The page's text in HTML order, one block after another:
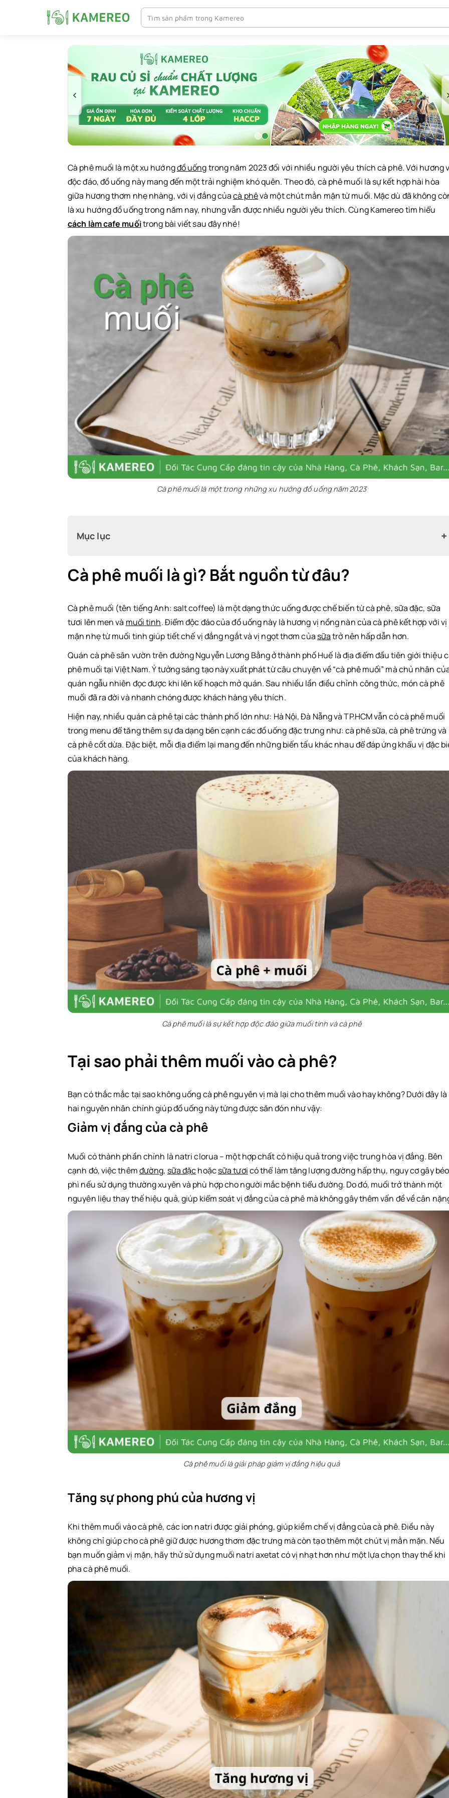
Cà phê muối là một xu hướngđồ uốngtrong năm 2023 đối với nhiều người yêu thích cà phê. Với hương
độc đáo, đồ uống này mang đến một trải nghiệm khó quên. Theo đó, cà phê muối là sự kết hợp hài hòa
giữa hương thơm nhẹ nhàng, với vị đắng củacà phêvà một chút mằn mặn từ muối. Mặc dù đã không
là xu hướng đồ uống trong năm nay, nhưng vẫn được nhiều người yêu thích. Cùng Kamereo tìm hiểu
cách làm cafe muốitrong bài viết sau đây nhé!
Cà phê muối là một trong những xu hướng đồ uống năm 2023
Mục lục
Cà phê muối là gì? Bắt nguồn từ đâu?
Giảm vị đắng của cà phê
Tăng sự phong phú của hương vị
Nguyên liệu làm cà phê muối
Cách làm cà phê muối
Bước 1: Pha cà phê
Bước 2: Chuẩn bị phần kem muối
Bước 3: Pha cà phê muối
Nên chọn cà phê nào để pha cà phê muối?
Sử dụng cafe pha máy Espresso
Mua sỉ nguyên liệu làm cà phê muối để kinh doanh ở đâu?
Tổng kết
Cà phê muối là gì? Bắt nguồn từ đâu?
Cà phê muối (tên tiếng Anh: salt coffee) là một dạng thức uống được chế biến từ cà phê, sữa đặc, sữa
tươi lên men và muối tinh. Điểm độc đáo của đồ uống này là hương vị nồng nàn của cà phê kết hợp với vị
mặn nhẹ từ muối tinh giúp tiết chế vị đắng ngắt và vị ngọt thơm của sữatrở nên hấp dẫn hơn.
Quán cà phê sân vườn trên đường Nguyễn Lương Bằng ở thành phố Huế là địa điểm đầu tiên giới thiệu
phê muối tại Việt Nam. Ý tưởng sáng tạo này xuất phát từ câu chuyện về “cà phê muối” mà chủ nhân
quán ngẫu nhiên đọc được khi lên kế hoạch mở quán. Sau nhiều lần điều chỉnh công thức, món cà phê
muối đã ra đời và nhanh chóng được khách hàng yêu thích.
Hiện nay, nhiều quán cà phê tại các thành phố lớn như: Hà Nội, Đà Nẵng và TP.HCM vẫn có cà phê muối
trong menu để tăng thêm sự đa dạng bên cạnh các đồ uống đặc trưng như: cà phê sữa, cà phê trứng và
cà phê cốt dừa. Đặc biệt, mỗi địa điểm lại mang đến những biến tấu khác nhau để đáp ứng khẩu vị đặc
của khách hàng.
Cà phê muối là sự kết hợp độc đáo giữa muối tinh và cà phê
Tại sao phải thêm muối vào cà phê?
Bạn có thắc mắc tại sao không uống cà phê nguyên vị mà lại cho thêm muối vào hay không? Dưới đây là
hai nguyên nhân chính giúp đồ uống này từng được săn đón như vậy:
Giảm vị đắng của cà phê
Muối có thành phần chính là natri clorua – một hợp chất có hiệu quả trong việc trung hòa vị đắng. Bên
cạnh đó, việc thêmđường, sữa đặchoặcsữa tươicó thể làm tăng lượng đường hấp thụ, nguy cơ gây béo
phì nếu sử dụng thường xuyên và phù hợp cho người mắc bệnh tiểu đường. Do đó, muối trở thành một
nguyên liệu thay thế hiệu quả, giúp kiểm soát vị đắng của cà phê mà không gây thêm vấn đề về cân
Cà phê muối là giải pháp giảm vị đắng hiệu quả
Tăng sự phong phú của hương vị
Khi thêm muối vào cà phê, các ion natri được giải phóng, giúp kiềm chế vị đắng của cà phê. Điều này
không chỉ giúp cho cà phê giữ được hương thơm đặc trưng mà còn tạo thêm một chút vị mằn mặn. Nếu
bạn muốn giảm vị mặn, hãy thử sử dụng muối natri axetat có vị nhạt hơn như một lựa chọn thay thế khi
pha cà phê muối.